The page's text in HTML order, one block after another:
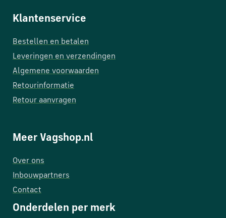
Klantenservice
Bestellen en betalen
Leveringen en verzendingen
Algemene voorwaarden
Retourinformatie
Retour aanvragen
Meer Vagshop.nl
Over ons
Inbouwpartners
Contact
Onderdelen per merk